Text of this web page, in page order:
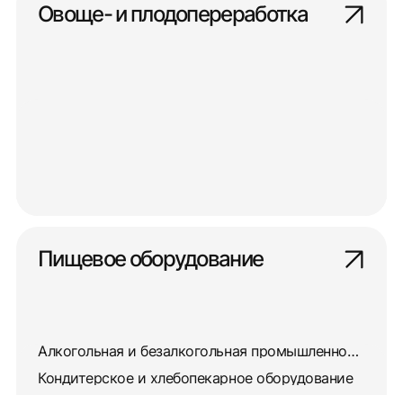
Овоще- и плодопереработка
Пищевое оборудование
Алкогольная и безалкогольная промышленность
Кондитерское и хлебопекарное оборудование